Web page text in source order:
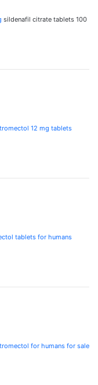
sildenafil citrate tablets 100
12 mg tablets
tablets for humans
for humans for sale